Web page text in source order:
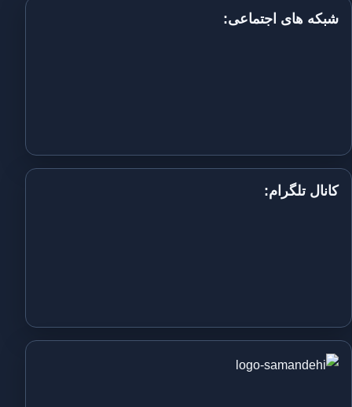
شبکه های اجتماعی:
کانال تلگرام: